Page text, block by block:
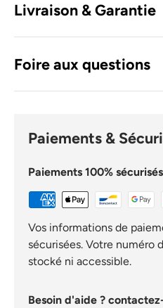
Livraison & Garantie
Foire aux questions
Paiements &
Paiements 100% sécurisés
Vos informations de
sécurisées. Votre numéro
stocké ni accessible.
Besoin d'aide ?